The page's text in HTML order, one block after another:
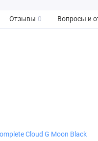
Отзывы 0 Вопросы и